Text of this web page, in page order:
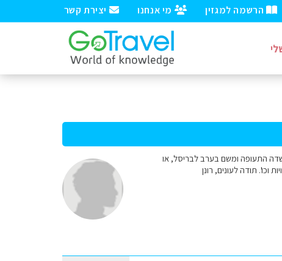
יצירת קשר מי אנחנו הרשמה למגזין
התעופה ומשם בערב לבריסל, או
תודה לעונים, רונן